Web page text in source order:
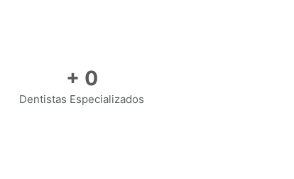
+ 0
Dentistas Especializados